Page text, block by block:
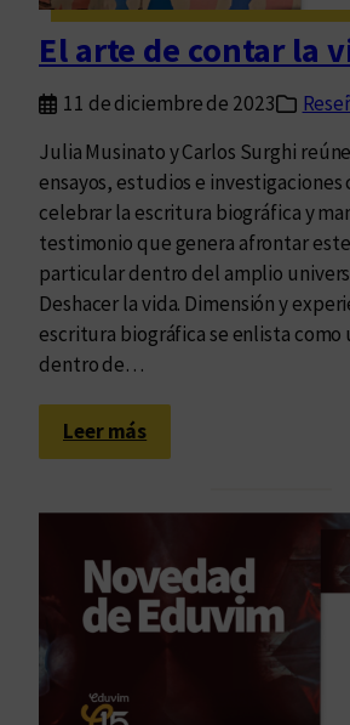
u
v
m
f
u
e
d
e
c
l
d
i
n
t
El arte de contar la
11 de diciembre de 2023
Julia Musinato y Carlos Surghi
ensayos, estudios e
celebrar la escritura biográfica y
testimonio que genera afrontar
particular dentro del amplio
Deshacer la vida. Dimensión y
escritura biográfica se enlista como
dentro de…
Leer más:
E
a
t
e